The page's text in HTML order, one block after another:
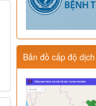
Bản đồ cấp độ dịch